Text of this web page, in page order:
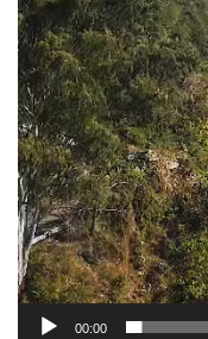
00:00